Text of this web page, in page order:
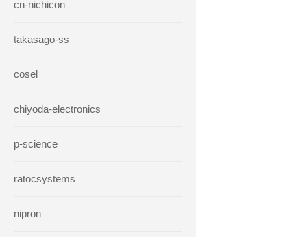
cn-nichicon
takasago-ss
cosel
chiyoda-electronics
p-science
ratocsystems
nipron